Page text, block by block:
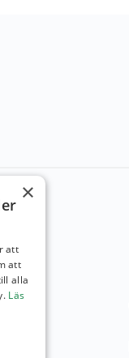
×
att
att
alla
Läs